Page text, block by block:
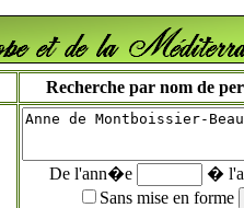
Recherche par nom de
De l'ann�e
�
Sans mise en forme